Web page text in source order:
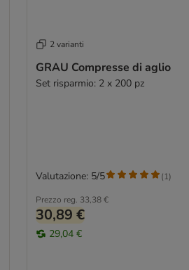
2 varianti
GRAU Compresse di aglio
Set risparmio: 2 x 200 pz
Prezzo reg. 33,38 €
30,89 €
29,04 €
Valutazione: 5/5 (1)